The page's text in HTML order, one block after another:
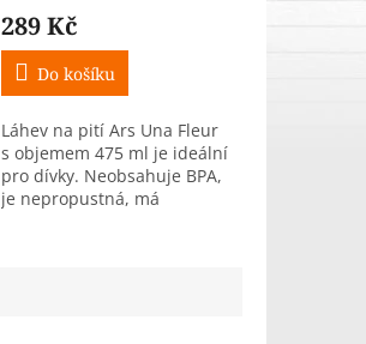
289 Kč
Do košíku
Láhev na pití Ars Una Fleur
s objemem 475 ml je ideální
pro dívky. Neobsahuje BPA,
je nepropustná, má